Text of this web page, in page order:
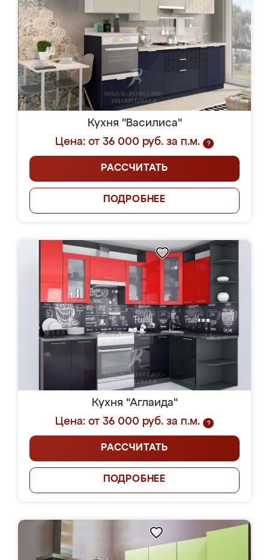
Кухня "Василиса"
Цена: от 36 000 руб. за п.м.
?
РАССЧИТАТЬ
ПОДРОБНЕЕ
Кухня "Аглаида"
Цена: от 36 000 руб. за п.м.
?
РАССЧИТАТЬ
ПОДРОБНЕЕ